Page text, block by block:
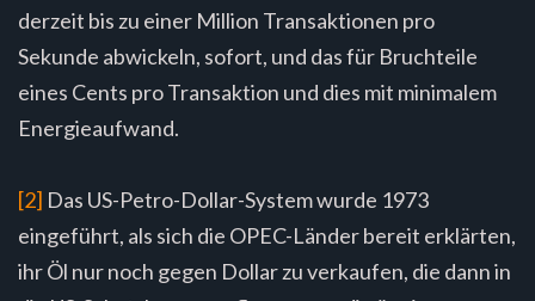
derzeit bis zu einer Million Transaktionen pro
Sekunde abwickeln, sofort, und das für Bruchteile
eines Cents pro Transaktion und dies mit minimalem
Energieaufwand.
[2] Das US-Petro-Dollar-System wurde 1973
eingeführt, als sich die OPEC-Länder bereit erklärten,
ihr Öl nur noch gegen Dollar zu verkaufen, die dann in